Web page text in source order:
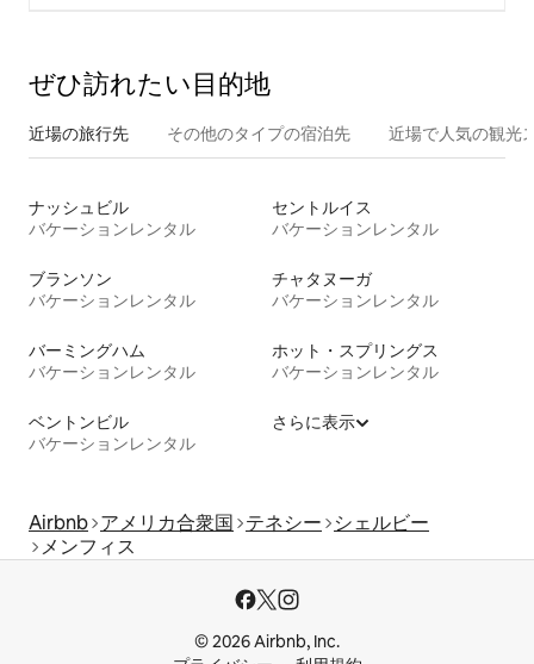
ぜひ訪⁠れ⁠た⁠い目⁠的⁠地
近場の旅行先 その他のタ⁠イ⁠プ⁠の宿⁠泊⁠先 近場で人気の観光
ナッシュビル
バケーションレンタル
セントルイス
バケーションレンタル
ブランソン
バケーションレンタル
チャタヌーガ
バケーションレンタル
バーミングハム
バケーションレンタル
ホット・スプリングス
バケーションレンタル
ベントンビル
バケーションレンタル
さらに表示
Airbnb アメリカ合衆国 テネシー
シェルビー
メンフィス
© 2026 Airbnb, Inc.